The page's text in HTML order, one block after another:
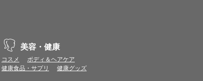
美容・健康
コスメ
ボディ＆ヘアケア
健康食品・サプリ
健康グッズ